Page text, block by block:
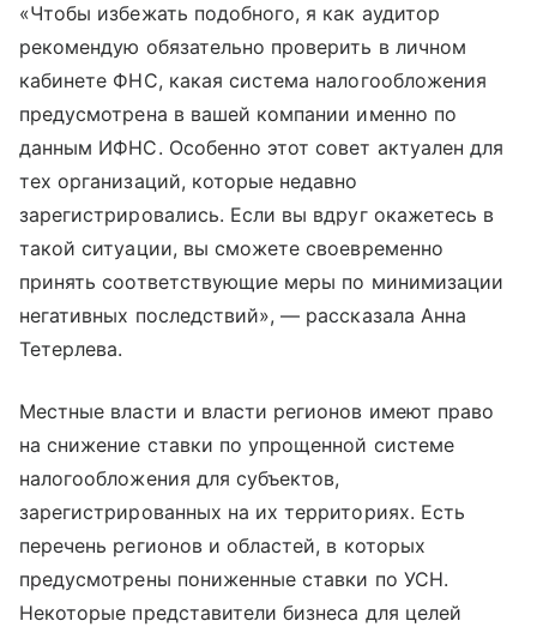
«Чтобы избежать подобного, я как аудитор
рекомендую обязательно проверить в личном
кабинете ФНС, какая система налогообложения
предусмотрена в вашей компании именно по
данным ИФНС. Особенно этот совет актуален для
тех организаций, которые недавно
зарегистрировались. Если вы вдруг окажетесь в
такой ситуации, вы сможете своевременно
принять соответствующие меры по минимизации
негативных последствий», — рассказала Анна
Тетерлева.
Местные власти и власти регионов имеют право
на снижение ставки по упрощенной системе
налогообложения для субъектов,
зарегистрированных на их территориях. Есть
перечень регионов и областей, в которых
предусмотрены пониженные ставки по УСН.
Некоторые представители бизнеса для целей